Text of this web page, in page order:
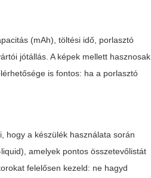
(mAh), töltési idő, porlasztó
jótállás. A képek mellett hasznosak
is fontos: ha a porlasztó
hogy a készülék használata során
amelyek pontos összetevőlistát
felelősen kezeld: ne hagyd